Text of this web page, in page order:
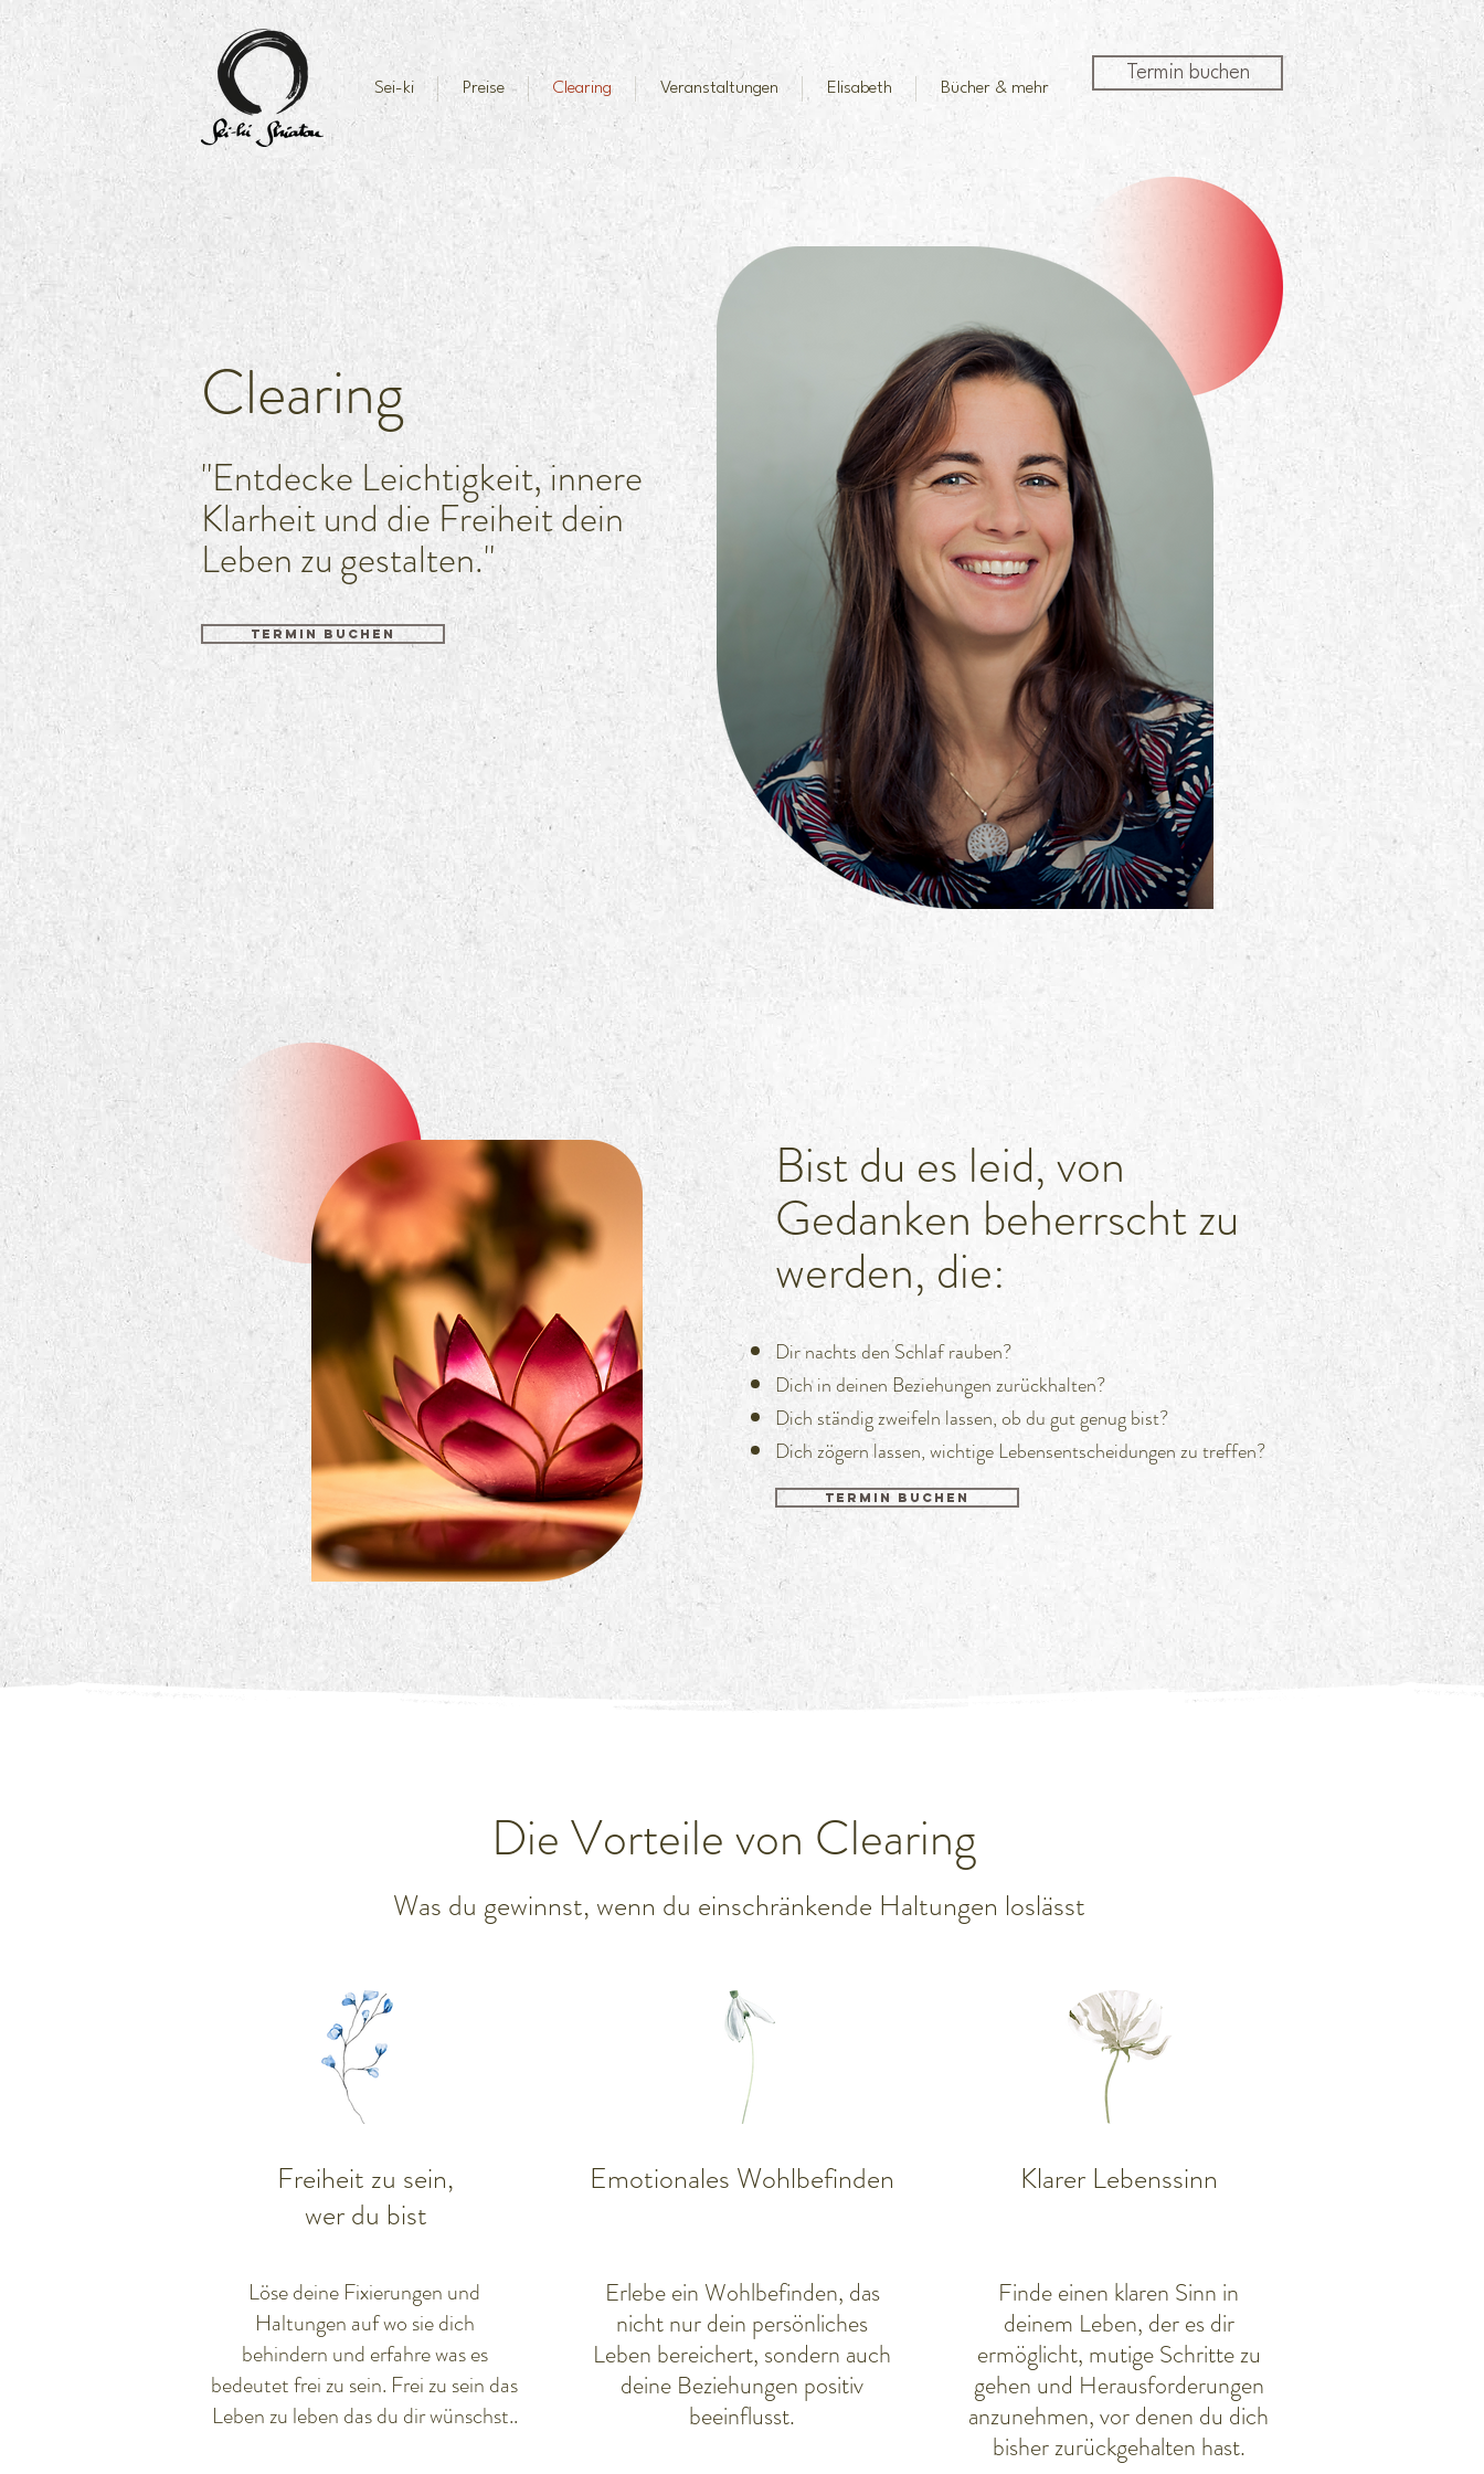
Termin buchen
Sei-ki Preise Clearing Veranstaltungen Elisabeth Bücher & mehr
Clearing
"Entdecke Leichtigkeit, innere
Klarheit und die Freiheit dein
Leben zu gestalten."
TERMIN BUCHEN
Bist du es leid, von
Gedanken beherrscht zu
werden, die:
Dir nachts den Schlaf rauben?
Dich in deinen Beziehungen zurückhalten?
Dich ständig zweifeln lassen, ob du gut genug bist?
Dich zögern lassen, wichtige Lebensentscheidungen zu treffen?
TERMIN BUCHEN
Die Vorteile von Clearing
Was du gewinnst, wenn du einschränkende Haltungen loslässt
Freiheit zu sein,
wer du bist
Löse deine Fixierungen und
Haltungen auf wo sie dich
behindern und erfahre was es
bedeutet frei zu sein. Frei zu sein das
Leben zu leben das du dir wünschst..
Emotionales Wohlbefinden
Erlebe ein Wohlbefinden, das
nicht nur dein persönliches
Leben bereichert, sondern auch
deine Beziehungen positiv
beeinflusst.
Klarer Lebenssinn
Finde einen klaren Sinn in
deinem Leben, der es dir
ermöglicht, mutige Schritte zu
gehen und Herausforderungen
anzunehmen, vor denen du dich
bisher zurückgehalten hast.